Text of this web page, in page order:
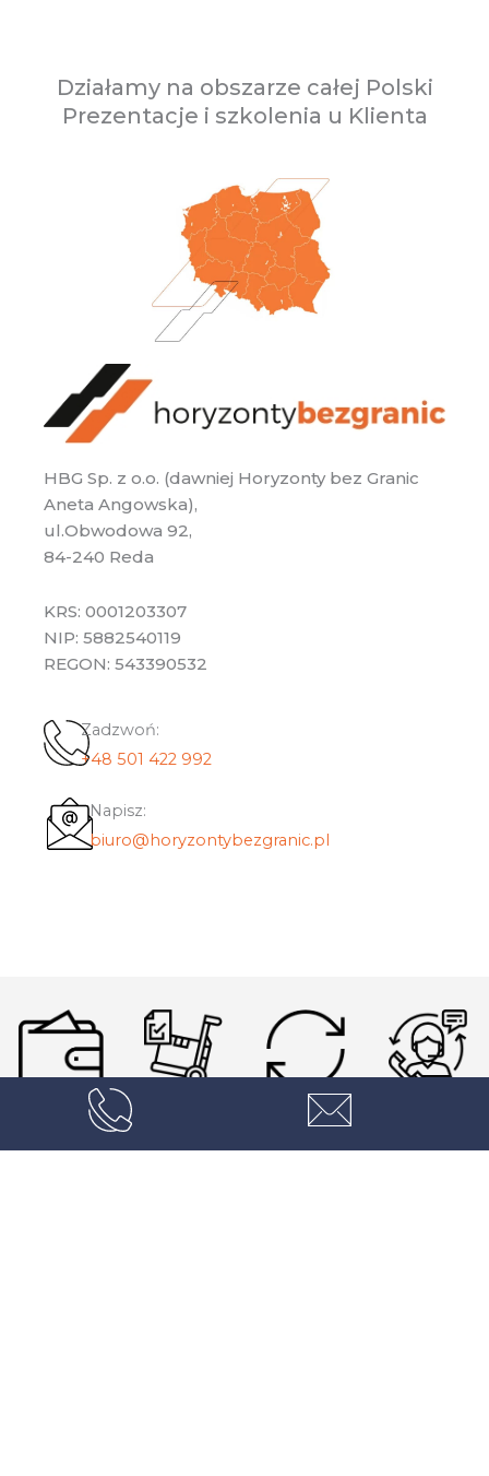
Działamy na obszarze całej Polski
Prezentacje i szkolenia u Klienta
HBG Sp. z o.o. (dawniej Horyzonty bez Granic
Aneta Angowska),
ul.Obwodowa 92,
84-240 Reda
KRS: 0001203307
NIP: 5882540119
REGON: 543390532
Zadzwoń:
+48 501 422 992
Napisz:
biuro@horyzontybezgranic.pl
Korzystne
Dofinansowanie
PFRON,